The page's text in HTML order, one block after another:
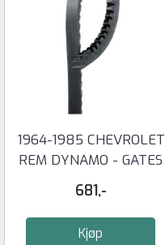
1964-1985 CHEVROLET
REM DYNAMO - GATES
681,-
Kjøp